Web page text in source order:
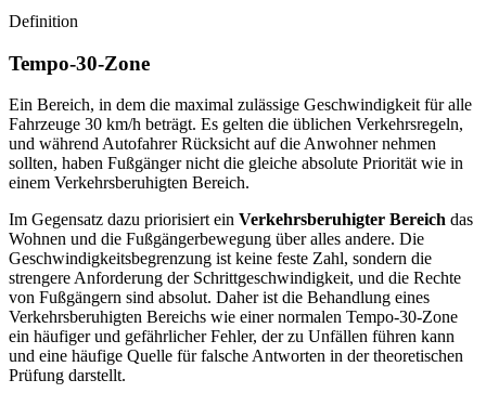
Definition
Tempo-30-Zone
Ein Bereich, in dem die maximal zulässige Geschwindigkeit für alle
Fahrzeuge 30 km/h beträgt. Es gelten die üblichen Verkehrsregeln,
und während Autofahrer Rücksicht auf die Anwohner nehmen
sollten, haben Fußgänger nicht die gleiche absolute Priorität wie in
einem Verkehrsberuhigten Bereich.
Im Gegensatz dazu priorisiert ein Verkehrsberuhigter Bereich das
Wohnen und die Fußgängerbewegung über alles andere. Die
Geschwindigkeitsbegrenzung ist keine feste Zahl, sondern die
strengere Anforderung der Schrittgeschwindigkeit, und die Rechte
von Fußgängern sind absolut. Daher ist die Behandlung eines
Verkehrsberuhigten Bereichs wie einer normalen Tempo-30-Zone
ein häufiger und gefährlicher Fehler, der zu Unfällen führen kann
und eine häufige Quelle für falsche Antworten in der theoretischen
Prüfung darstellt.